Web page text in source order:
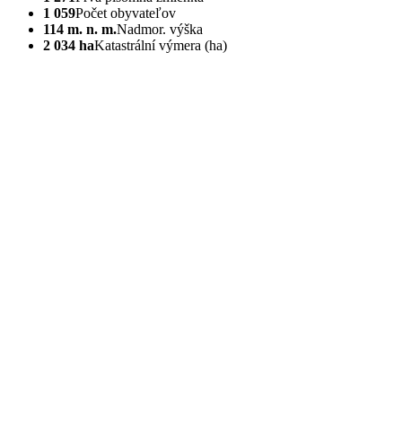
1 059Počet obyvateľov
114 m. n. m.Nadmor. výška
2 034 haKatastrální výmera (ha)